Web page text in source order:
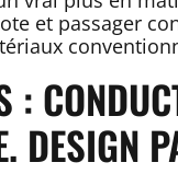
et passager
:
DESIGN